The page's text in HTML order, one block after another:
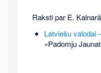
Raksti par E.
Latviešu valodai
«Padomju